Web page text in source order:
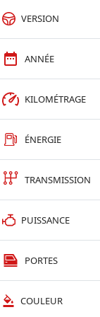
VERSION
ANNÉE
KILOMÉTRAGE
ÉNERGIE
TRANSMISSION
PUISSANCE
PORTES
COULEUR